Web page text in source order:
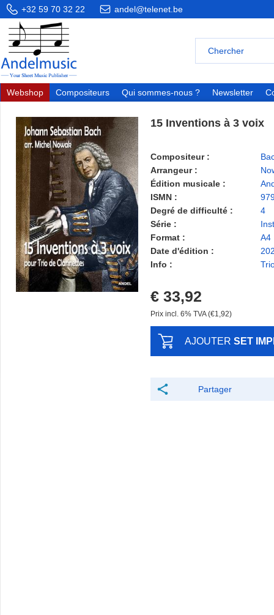
+32 59 70 32 22 andel@telenet.be
Webshop Compositeurs Qui sommes-nous ? Newsletter
15 Inventions à 3 voix
Compositeur :
Arrangeur :
Édition musicale :
ISMN :
Degré de difficulté :
4
Série :
Format :
A4
Date d'édition :
Info :
€ 33,92
Prix ​​incl. 6% TVA (€1,92)
AJOUTER SET
Partager